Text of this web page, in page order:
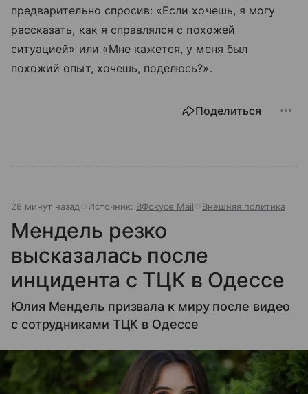
предварительно спросив: «Если хочешь, я могу
рассказать, как я справлялся с похожей
ситуацией» или «Мне кажется, у меня был
похожий опыт, хочешь, поделюсь?».
Поделиться
28 минут назад Источник: ВФокусе Mail Внешняя политика
Мендель резко
высказалась после
инцидента с ТЦК в Одессе
Юлия Мендель призвала к миру после видео
с сотрудниками ТЦК в Одессе